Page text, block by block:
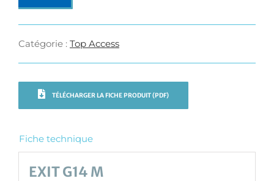
Catégorie : Top Access
TÉLÉCHARGER LA FICHE PRODUIT (PDF)
Fiche technique
EXIT G14 M